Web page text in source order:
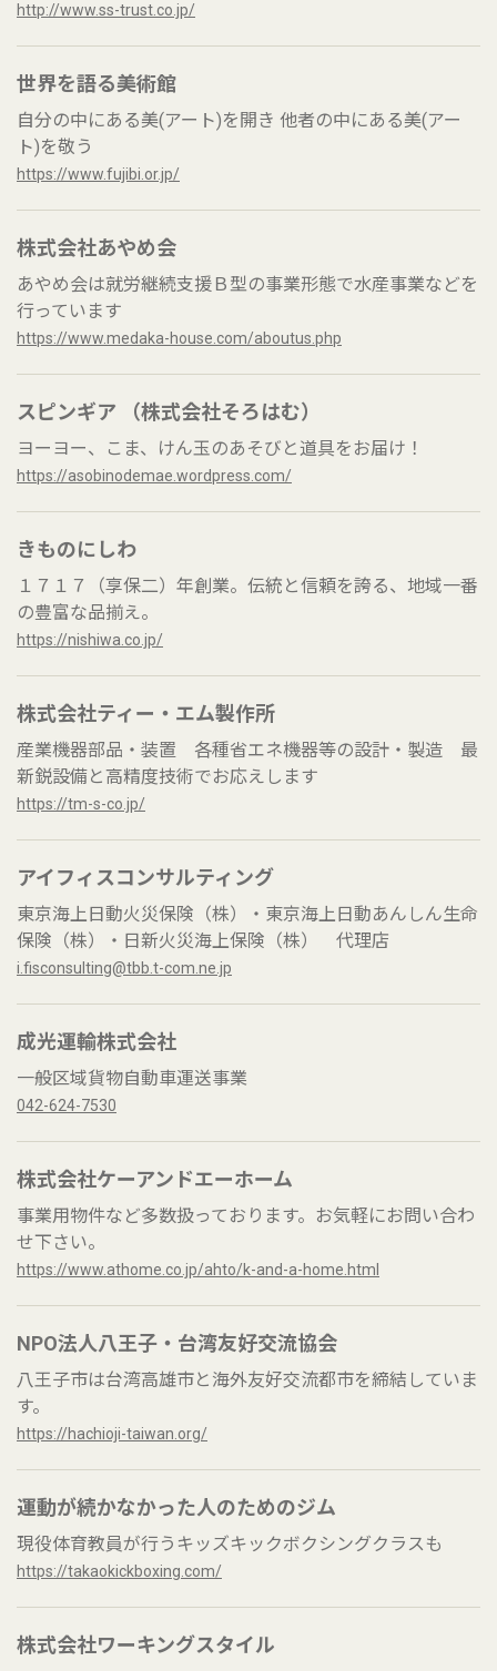
http://www.ss-trust.co.jp/
世界を語る美術館
自分の中にある美(アート)を開き 他者の中にある美(アー
ト)を敬う
https://www.fujibi.or.jp/
株式会社あやめ会
あやめ会は就労継続支援Ｂ型の事業形態で水産事業などを
行っています
https://www.medaka-house.com/aboutus.php
スピンギア （株式会社そろはむ）
ヨーヨー、こま、けん玉のあそびと道具をお届け！
https://asobinodemae.wordpress.com/
きものにしわ
１７１７（享保二）年創業。伝統と信頼を誇る、地域一番
の豊富な品揃え。
https://nishiwa.co.jp/
株式会社ティー・エム製作所
産業機器部品・装置 各種省エネ機器等の設計・製造 最
新鋭設備と高精度技術でお応えします
https://tm-s-co.jp/
アイフィスコンサルティング
東京海上日動火災保険（株）・東京海上日動あんしん生命
保険（株）・日新火災海上保険（株） 代理店
i.fisconsulting@tbb.t-com.ne.jp
成光運輸株式会社
一般区域貨物自動車運送事業
042-624-7530
株式会社ケーアンドエーホーム
事業用物件など多数扱っております。お気軽にお問い合わ
せ下さい。
https://www.athome.co.jp/ahto/k-and-a-home.html
NPO法人八王子・台湾友好交流協会
八王子市は台湾高雄市と海外友好交流都市を締結していま
す。
https://hachioji-taiwan.org/
運動が続かなかった人のためのジム
現役体育教員が行うキッズキックボクシングクラスも
https://takaokickboxing.com/
株式会社ワーキングスタイル